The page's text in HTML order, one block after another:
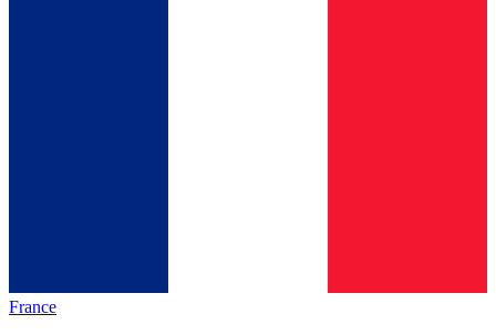
France